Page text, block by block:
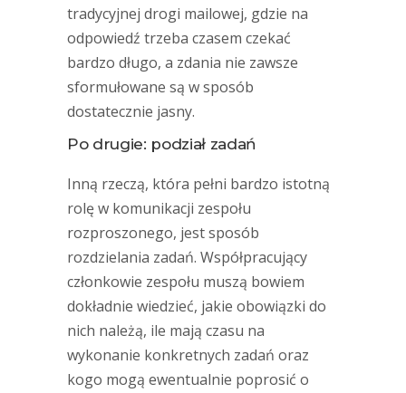
tradycyjnej drogi mailowej, gdzie na
odpowiedź trzeba czasem czekać
bardzo długo, a zdania nie zawsze
sformułowane są w sposób
dostatecznie jasny.
Po drugie: podział zadań
Inną rzeczą, która pełni bardzo istotną
rolę w komunikacji zespołu
rozproszonego, jest sposób
rozdzielania zadań. Współpracujący
członkowie zespołu muszą bowiem
dokładnie wiedzieć, jakie obowiązki do
nich należą, ile mają czasu na
wykonanie konkretnych zadań oraz
kogo mogą ewentualnie poprosić o